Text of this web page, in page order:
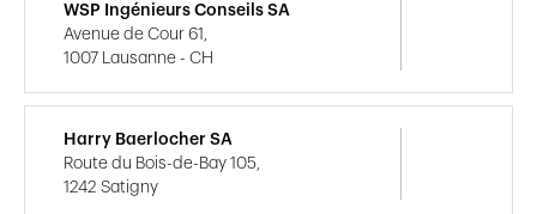
WSP Ingénieurs Conseils SA
Avenue de Cour 61,
1007 Lausanne - CH
Harry Baerlocher SA
Route du Bois-de-Bay 105,
1242 Satigny